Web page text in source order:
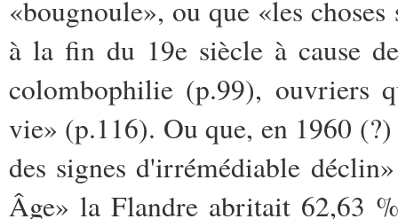
«bougnoule», ou que «les
à la fin du 19e siècle à cause
colombophilie (p.99), ouvriers
vie» (p.116). Ou que, en 1960
des signes d'irrémédiable
Âge» la Flandre abritait 62,63